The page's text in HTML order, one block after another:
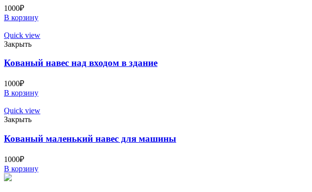
1000₽
В корзину
Quick view
Закрыть
Кованый навес над входом в здание
1000₽
В корзину
Quick view
Закрыть
Кованый маленький навес для машины
1000₽
В корзину